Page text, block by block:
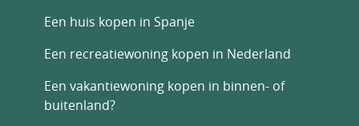
Een huis kopen in Spanje
Een recreatiewoning kopen in Nederland
Een vakantiewoning kopen in binnen- of
buitenland?